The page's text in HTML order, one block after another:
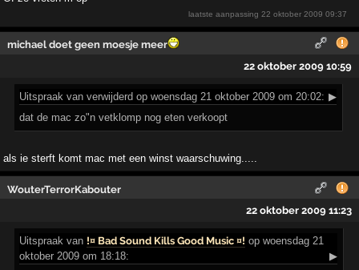
laatste aanpassing22 oktober 2009 09:37
michael doet geen moesje meer
22 oktober 2009 10:59
Uitspraak van verwijderd op woensdag 21 oktober 2009 om 20:02: ▶
dat de mac zo"n vetklomp nog eten verkoopt
als ie sterft komt mac met een winst waarschuwing.....
WouterTerrorKabouter
22 oktober 2009 11:23
Uitspraak van !¤ Bad Sound Kills Good Music ¤! op woensdag 21
oktober 2009 om 18:18:
▶